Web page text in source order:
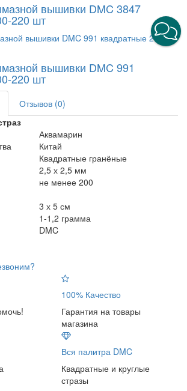
вышивки DMC 3847
220 шт
вышивки DMC 991
220 шт
Отзывов (0)
Аквамарин
Китай
Квадратные гранёные
2,5 х 2,5 мм
не менее 200
3 х 5 см
1-1,2 грамма
DMC
100% Качество
Гарантия на товары
магазина
Вся палитра DMC
Квадратные и круглые
стразы